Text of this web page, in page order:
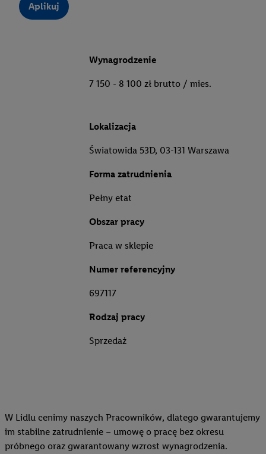
Aplikuj
Wynagrodzenie
7 150 - 8 100 zł brutto / mies.
Lokalizacja
Światowida 53D, 03-131 Warszawa
Forma zatrudnienia
Pełny etat
Obszar pracy
Praca w sklepie
Numer referencyjny
697117
Rodzaj pracy
Sprzedaż
W Lidlu cenimy naszych Pracowników, dlatego gwarantujemy
im stabilne zatrudnienie – umowę o pracę bez okresu
próbnego oraz gwarantowany wzrost wynagrodzenia.